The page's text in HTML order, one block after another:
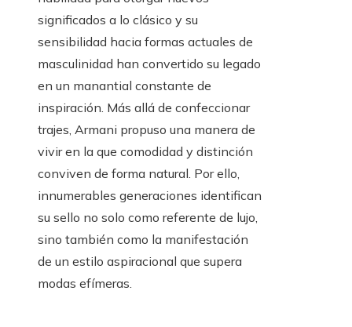
significados a lo clásico y su
sensibilidad hacia formas actuales de
masculinidad han convertido su legado
en un manantial constante de
inspiración. Más allá de confeccionar
trajes, Armani propuso una manera de
vivir en la que comodidad y distinción
conviven de forma natural. Por ello,
innumerables generaciones identifican
su sello no solo como referente de lujo,
sino también como la manifestación
de un estilo aspiracional que supera
modas efímeras.